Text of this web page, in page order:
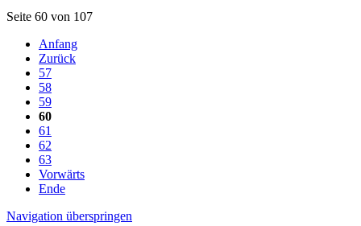
Seite 60 von 107
Anfang
Zurück
57
58
59
60
61
62
63
Vorwärts
Ende
Navigation überspringen